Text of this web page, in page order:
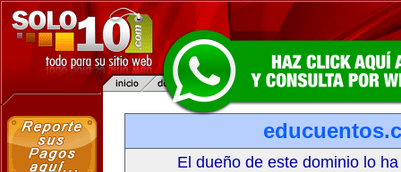
El dueño de este dominio lo